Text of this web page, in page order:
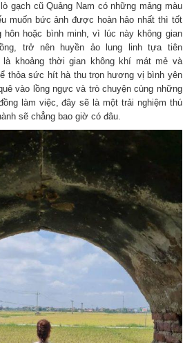
gạch cũ Quảng Nam có những mảng màu
muốn bức ảnh được hoàn hảo nhất thì tốt
hôn hoặc bình minh, vì lúc này không gian
trở nên huyền ảo lung linh tựa tiên
là khoảng thời gian không khí mát mẻ và
thỏa sức hít hà thu trọn hương vị bình yên
vào lồng ngực và trò chuyện cùng những
làm việc, đây sẽ là một trải nghiệm thú
sẽ chẳng bao giờ có đâu.